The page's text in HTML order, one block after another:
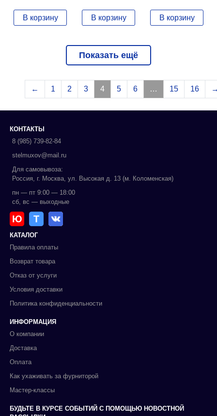
В корзину В корзину В корзину
Показать ещё
← 1 2 3 4 5 6 … 15 16
КОНТАКТЫ
8 (985) 739-82-84
stelmuxov@mail.ru
Для самовывоза:
Россия, г. Москва, ул. Высокая д. 13 (м. Коломенская)
пн — пт 9:00 — 18:00
сб, вс — выходные
Ю Т
КАТАЛОГ
Правила оплаты
Возврат товара
Отказ от услуги
Условия доставки
Политика конфиденциальности
ИНФОРМАЦИЯ
О компании
Доставка
Оплата
Как ухаживать за фурниторой
Мастер-классы
БУДЬТЕ В КУРСЕ СОБЫТИЙ С ПОМОЩЬЮ НОВОСТНОЙ